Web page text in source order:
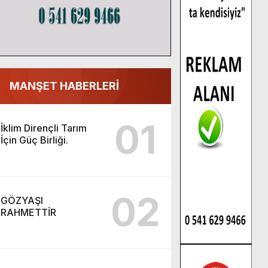
MANŞET HABERLERİ
İklim Dirençli Tarım
İçin Güç Birliği.
01
GÖZYAŞI
RAHMETTİR
02